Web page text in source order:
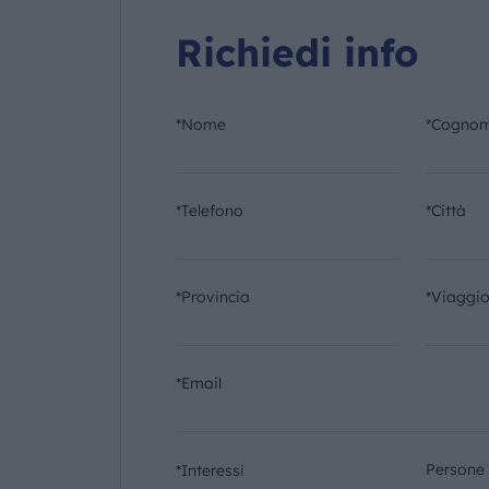
Richiedi info
*Nome
*Telefono *Città
*Provincia
*Email
*Interessi Persone